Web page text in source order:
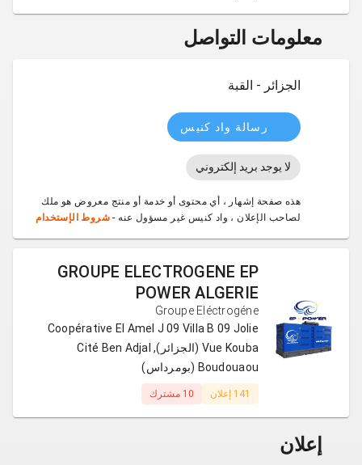
معلومات التواصل
الجزائر - القبة
رسالة واد كنيس
لا يوجد بريد إلكتروني
هذه صفحة إشهار ، أي محتوى أو خدمة أو منتج معروض هو ملك
لصاحب الإعلان ، واد كنيس غير مسؤول عنه - شروط الإستخدام
GROUPE ELECTROGENE EP
POWER ALGERIE
Groupe Eléctrogéne
Coopérative El Amel J 09 Villa B 09 Jolie
Vue Kouba (الجزائر), Cité Ben Adjal
Boudouaou (بومرداس)
141 إعلان 10 مشترك
إعلان